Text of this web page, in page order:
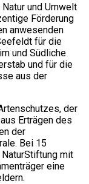
und Umwelt
Förderung
anwesenden
für die
und Südliche
und für die
aus der
der
Erträgen des
der
Bei 15
mit
eine